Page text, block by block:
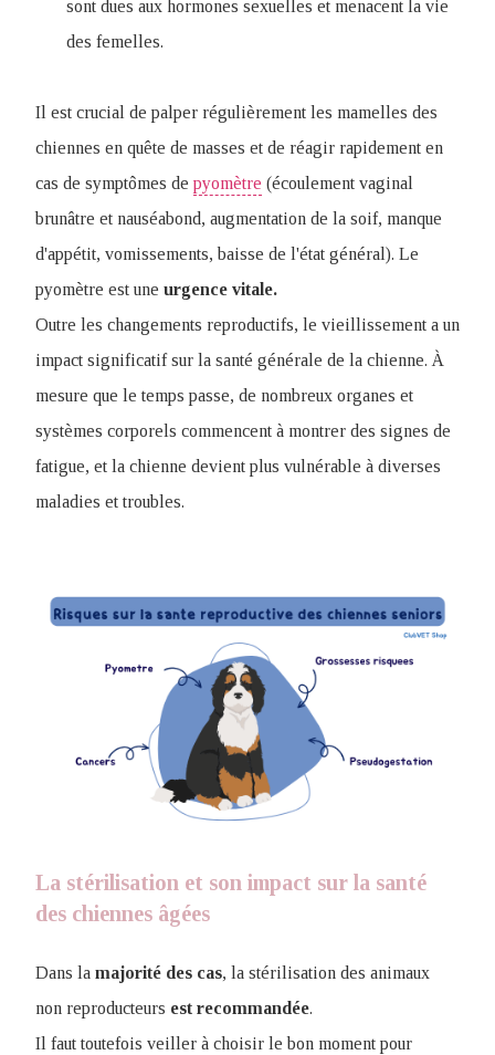
sont dues aux hormones sexuelles et menacent la vie
des femelles.
Il est crucial de palper régulièrement les mamelles des
chiennes en quête de masses et de réagir rapidement en
cas de symptômes de pyomètre (écoulement vaginal
brunâtre et nauséabond, augmentation de la soif, manque
d'appétit, vomissements, baisse de l'état général). Le
pyomètre est une urgence vitale.
Outre les changements reproductifs, le vieillissement a un
impact significatif sur la santé générale de la chienne. À
mesure que le temps passe, de nombreux organes et
systèmes corporels commencent à montrer des signes de
fatigue, et la chienne devient plus vulnérable à diverses
maladies et troubles.
La stérilisation et son impact sur la santé
des chiennes âgées
Dans la majorité des cas, la stérilisation des animaux
non reproducteurs est recommandée.
Il faut toutefois veiller à choisir le bon moment pour